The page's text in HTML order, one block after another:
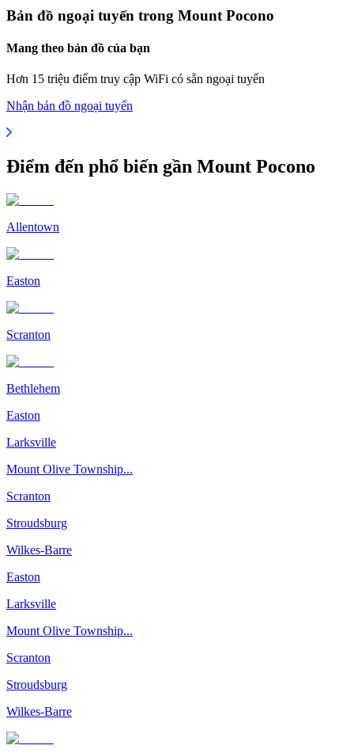
Bản đồ ngoại tuyến trong Mount Pocono
Mang theo bản đồ của bạn
Hơn 15 triệu điểm truy cập WiFi có sẵn ngoại tuyến
Nhận bản đồ ngoại tuyến
Điểm đến phổ biến gần Mount Pocono
Allentown
Easton
Scranton
Bethlehem
Easton
Larksville
Mount Olive Township...
Scranton
Stroudsburg
Wilkes-Barre
Easton
Larksville
Mount Olive Township...
Scranton
Stroudsburg
Wilkes-Barre